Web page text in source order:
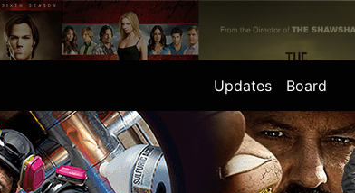
Updates Board